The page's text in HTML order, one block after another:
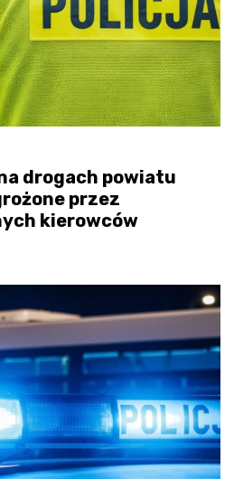
drogach powiatu
przez
kierowców